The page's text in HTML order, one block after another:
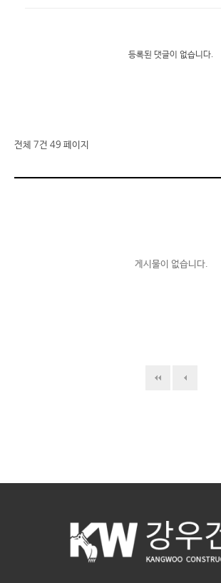
등록된 댓글이 없습니다.
전체 7건 49 페이지
게시물이 없습니다.